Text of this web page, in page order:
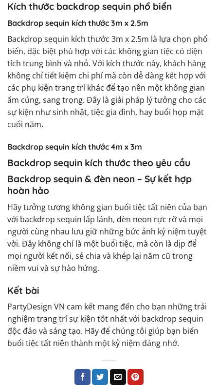
Kích thước backdrop sequin phổ biển
Backdrop sequin kích thước 3m x 2.5m
Backdrop sequin kích thước 3m x 2.5m là lựa chọn phổ
biến, đặc biệt phù hợp với các không gian tiệc có diện
tích trung bình và nhỏ. Với kích thước này, khách hàng
không chỉ tiết kiệm chi phí mà còn dễ dàng kết hợp với
các phụ kiện trang trí khác để tạo nên một không gian
ấm cúng, sang trọng. Đây là giải pháp lý tưởng cho các
sự kiện như sinh nhật, tiệc gia đình, hay buổi họp mặt
cuối năm.
Backdrop sequin kích thước 4m x 3m
Backdrop sequin kích thước theo yêu cầu
Backdrop sequin & đèn neon – Sự kết hợp
hoàn hảo
Hãy tưởng tượng không gian buổi tiệc tất niên của bạn
với backdrop sequin lấp lánh, đèn neon rực rỡ và mọi
người cùng nhau lưu giữ những bức ảnh kỷ niệm tuyệt
vời. Đây không chỉ là một buổi tiệc, mà còn là dịp để
mọi người kết nối, sẻ chia và khép lại năm cũ trong
niềm vui và sự hào hứng.
Kết bài
PartyDesign VN cam kết mang đến cho bạn những trải
nghiệm trang trí sự kiện tốt nhất với backdrop sequin
độc đáo và sáng tạo. Hãy để chúng tôi giúp bạn biến
buổi tiệc tất niên thành một kỷ niệm đáng nhớ.